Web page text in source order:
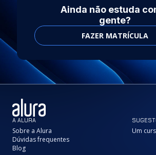
Ainda não estuda
gente?
FAZER MATRÍCULA
A ALURA
Sobre a Alura
Dúvidas frequentes
Blog
Um